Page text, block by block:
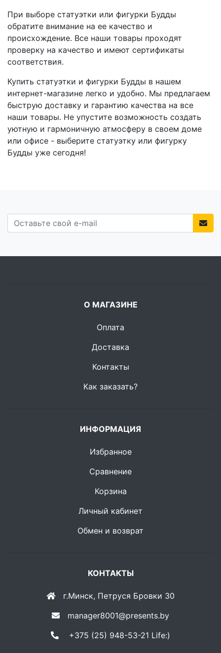
При выборе статуэтки или фигурки Будды
обратите внимание на ее качество и
происхождение. Все наши товары проходят
проверку на качество и имеют сертификаты
соответствия.
Купить статуэтки и фигурки Будды в нашем
интернет-магазине легко и удобно. Мы предлагаем
быструю доставку и гарантию качества на все
наши товары. Не упустите возможность создать
уютную и гармоничную атмосферу в своем доме
или офисе - выберите статуэтку или фигурку
Будды уже сегодня!
О МАГАЗИНЕ
Оплата
Доставка
Контакты
Как заказать?
ИНФОРМАЦИЯ
Избранное
Сравнение
Корзина
Личный кабинет
Обмен и возврат
КОНТАКТЫ
г.Минск, Петруся Бровки 30
manager8001@presents.by
+375 (25) 948-53-21 Life:)